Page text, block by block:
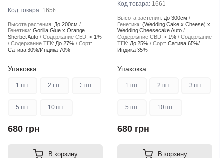
Код товара: 1656
Высота растения: До 200см
Генетика: Gorilla Glue x Orange
Sherbet Auto
Содержание CBD: < 1%
Содержание ТГК: До 27%
Сорт:
Сатива 30%/Индика 70%
Упаковка:
1 шт. 2 шт. 3 шт.
5 шт. 10 шт.
680 грн
В корзину
Код товара: 1661
Высота растения: До 300см
Генетика: (Wedding Cake x Cheese) x
Wedding Cheesecake Auto
Содержание CBD: < 1%
Содержание
ТГК: До 25% Сорт: Сатива 65%/
Индика 35%
Упаковка:
1 шт. 2 шт. 3 шт.
5 шт. 10 шт.
680 грн
В корзину